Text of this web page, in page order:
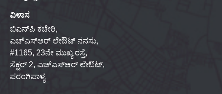
ವಿಳಾಸ
ಬಿಎನ್‌ಪಿ ಕಚೇರಿ,
ಎಚ್‌ಎಸ್‌ಆರ್ ಲೇಔಟ್ ನನಸು,
#1165, 23ನೇ ಮುಖ್ಯ ರಸ್ತೆ,
ಸೆಕ್ಟರ್ 2, ಎಚ್‌ಎಸ್‌ಆರ್ ಲೇಔಟ್,
ಪರಂಗಿಪಾಳ್ಯ